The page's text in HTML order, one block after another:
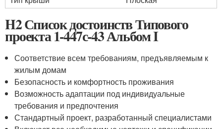
H2 Список достоинств Типового
проекта 1-447с-43 Альбом I
Соответствие всем требованиям, предъявляемым к
жилым домам
Безопасность и комфортность проживания
Возможность адаптации под индивидуальные
требования и предпочтения
Стандартный проект, разработанный специалистами